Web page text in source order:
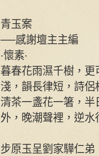
青玉案
──感謝壇主主編
‧懷素‧
暮春花雨濕千樹，
淺，韻長律短，詩侶
清茶一盞花一箸，
外，晚潮聲裡，逆水
步原玉呈劉家驊仁弟